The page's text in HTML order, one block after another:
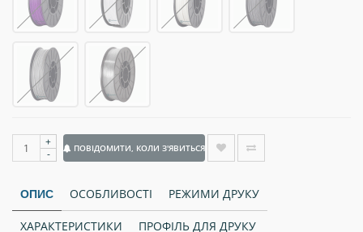
+
-
ПОВІДОМИТИ, КОЛИ З'ЯВИТЬСЯ
ОПИС ОСОБЛИВОСТІ РЕЖИМИ ДРУКУ
ХАРАКТЕРИСТИКИ ПРОФІЛЬ ДЛЯ ДРУКУ